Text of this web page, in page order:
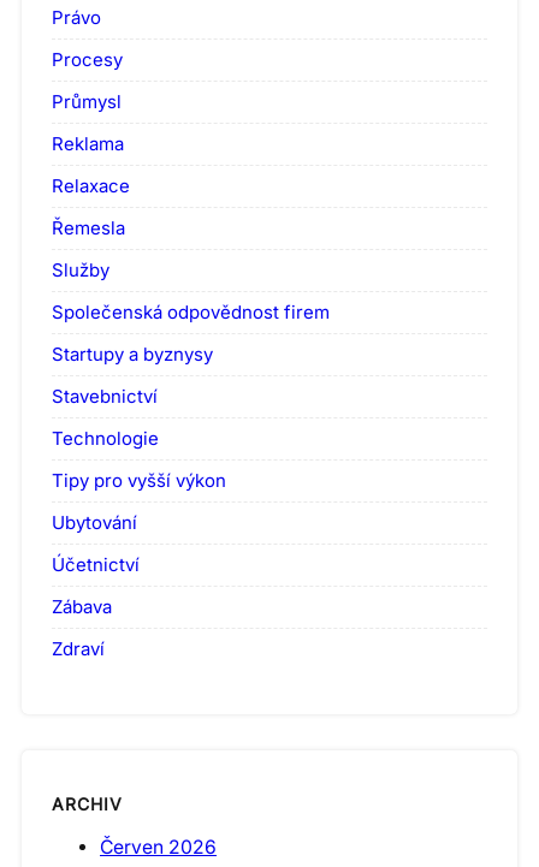
Právo
Procesy
Průmysl
Reklama
Relaxace
Řemesla
Služby
Společenská odpovědnost firem
Startupy a byznysy
Stavebnictví
Technologie
Tipy pro vyšší výkon
Ubytování
Účetnictví
Zábava
Zdraví
ARCHIV
Červen 2026